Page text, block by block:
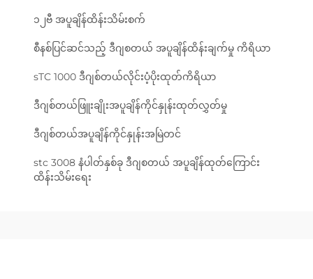
၁၂ဗီ အပူချိန်ထိန်းသိမ်းစက်
စီနစ်ပြင်ဆင်သည့် ဒီဂျစတယ် အပူချိန်ထိန်းချက်မှု ကိရိယာ
sTC 1000 ဒီဂျစ်တယ်လိုင်းပံ့ပိုးထုတ်ကိရိယာ
ဒီဂျစ်တယ်ဖြူးချိုးအပူချိန်ကိုင်နှုန်းထုတ်လွှတ်မှု
ဒီဂျစ်တယ်အပူချိန်ကိုင်နှုန်းအမြဲတင်
stc 3008 နံပါတ်နှစ်ခု ဒီဂျစတယ် အပူချိန်ထုတ်ကြောင်း
ထိန်းသိမ်းရေး